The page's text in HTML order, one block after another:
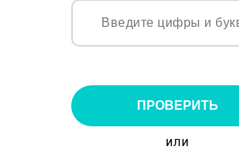
ПРОВЕРИТЬ
или